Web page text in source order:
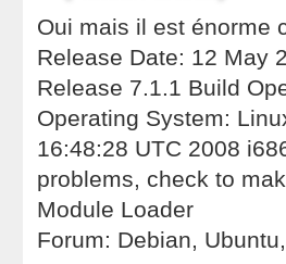
Oui mais il est énorme
Release Date: 12 May
Release 7.1.1 Build
Operating System:
16:48:28 UTC 2008
problems, check to
Module Loader
Forum: Debian,